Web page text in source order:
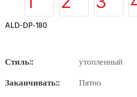
ALD-DP-180
Стиль::
утопленный
Заканчивать::
Пятно